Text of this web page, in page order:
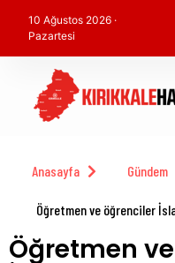
10 Ağustos 2026 ·
Pazartesi
Anasayfa Gündem
Öğretmen ve öğrenciler
Öğretmen